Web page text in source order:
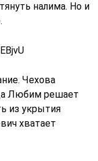
налима. Но и
Чехова
Любим решает
из укрытия
хватает